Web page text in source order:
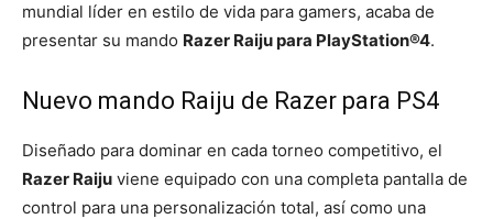
mundial líder en estilo de vida para gamers, acaba de
presentar su mando Razer Raiju para PlayStation®4.
Nuevo mando Raiju de Razer para PS4
Diseñado para dominar en cada torneo competitivo, el
Razer Raiju viene equipado con una completa pantalla de
control para una personalización total, así como una